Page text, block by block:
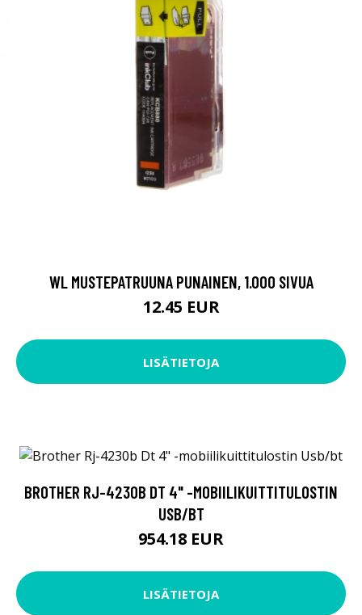
WL MUSTEPATRUUNA PUNAINEN, 1.000 SIVUA
12.45 EUR
LISÄTIETOJA
BROTHER RJ-4230B DT 4" -MOBIILIKUITTITULOSTIN
USB/BT
954.18 EUR
LISÄTIETOJA